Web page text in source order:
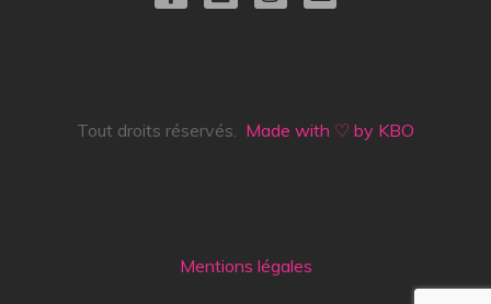
Tout droits réservés. Made with ♡ by KBO
Mentions légales